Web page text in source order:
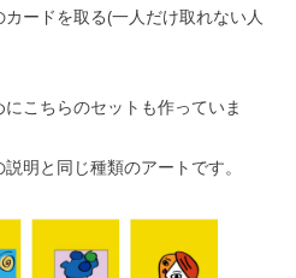
ードを取る(一人だけ取れない人
こちらのセットも作っていま
明と同じ種類のアートです。